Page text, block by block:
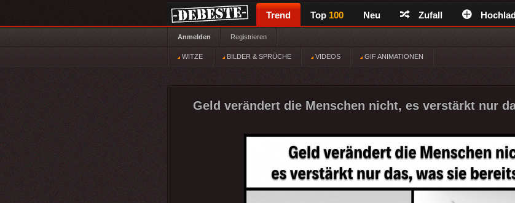
Trend Top 100 Neu Zufall
Anmelden Registrieren
WITZE BILDER & SPRÜCHE VIDEOS GIF ANIMATIONEN
Geld verändert die Menschen nicht, es verstärkt nur